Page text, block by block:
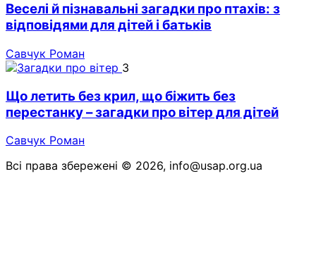
Веселі й пізнавальні загадки про птахів: з
відповідями для дітей і батьків
Савчук Роман
3
Що летить без крил, що біжить без
перестанку – загадки про вітер для дітей
Савчук Роман
Всі права збережені © 2026, info@usap.org.ua